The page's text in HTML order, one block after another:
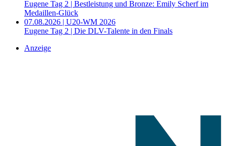
Eugene Tag 2 | Bestleistung und Bronze: Emily Scherf im
Medaillen-Glück
07.08.2026 | U20-WM 2026
Eugene Tag 2 | Die DLV-Talente in den Finals
Anzeige